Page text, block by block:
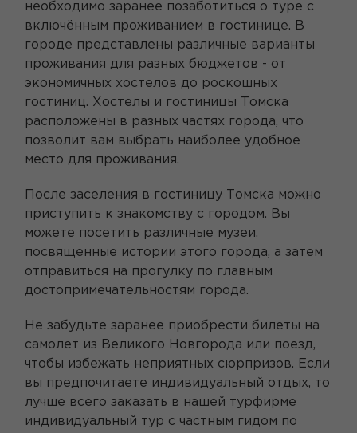
необходимо заранее позаботиться о туре с
включённым проживанием в гостинице. В
городе представлены различные варианты
проживания для разных бюджетов - от
экономичных хостелов до роскошных
гостиниц. Хостелы и гостиницы Томска
расположены в разных частях города, что
позволит вам выбрать наиболее удобное
место для проживания.
После заселения в гостиницу Томска можно
приступить к знакомству с городом. Вы
можете посетить различные музеи,
посвященные истории этого города, а затем
отправиться на прогулку по главным
достопримечательностям города.
Не забудьте заранее приобрести билеты на
самолет из Великого Новгорода или поезд,
чтобы избежать неприятных сюрпризов. Если
вы предпочитаете индивидуальный отдых, то
лучше всего заказать в нашей турфирме
индивидуальный тур с частным гидом по